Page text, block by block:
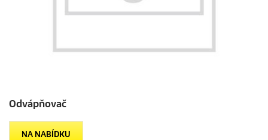
Odvápňovač
NA NABÍDKU